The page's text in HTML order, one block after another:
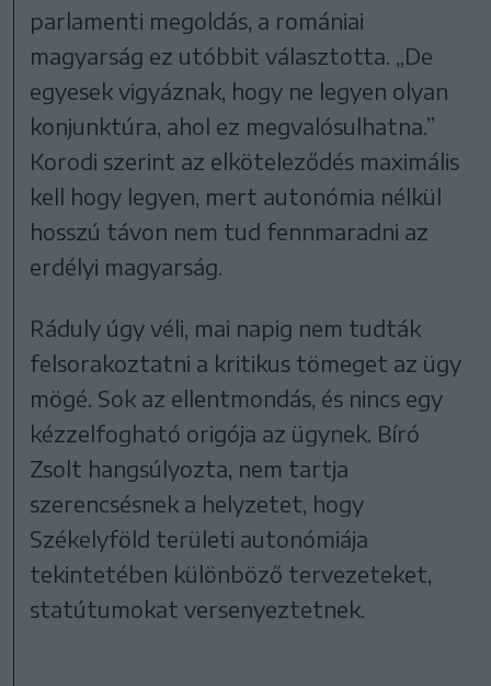
parlamenti megoldás, a romániai
magyarság ez utóbbit választotta. „De
egyesek vigyáznak, hogy ne legyen olyan
konjunktúra, ahol ez megvalósulhatna.”
Korodi szerint az elköteleződés maximális
kell hogy legyen, mert autonómia nélkül
hosszú távon nem tud fennmaradni az
erdélyi magyarság.
Ráduly úgy véli, mai napig nem tudták
felsorakoztatni a kritikus tömeget az ügy
mögé. Sok az ellentmondás, és nincs egy
kézzelfogható origója az ügynek. Bíró
Zsolt hangsúlyozta, nem tartja
szerencsésnek a helyzetet, hogy
Székelyföld területi autonómiája
tekintetében különböző tervezeteket,
statútumokat versenyeztetnek.